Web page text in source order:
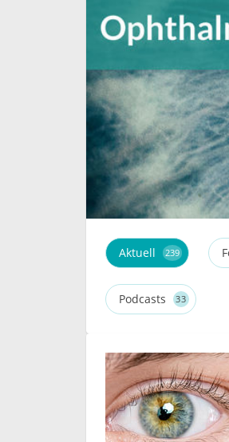
Aktuell 239
Podcasts 33